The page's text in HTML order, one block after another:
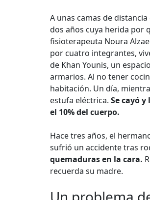
A unas camas de
dos años cuya herida por
fisioterapeuta Noura
por cuatro integrantes,
de Khan Younis, un
armarios. Al no tener
habitación. Un día,
estufa eléctrica. Se cayó
el 10% del cuerpo.
Hace tres años, el
sufrió un accidente tras
quemaduras en la cara.
recuerda su madre.